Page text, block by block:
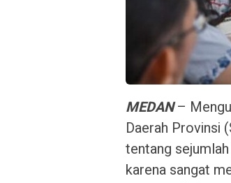
MEDAN–
Daerah Provinsi
tentang
karena sangat